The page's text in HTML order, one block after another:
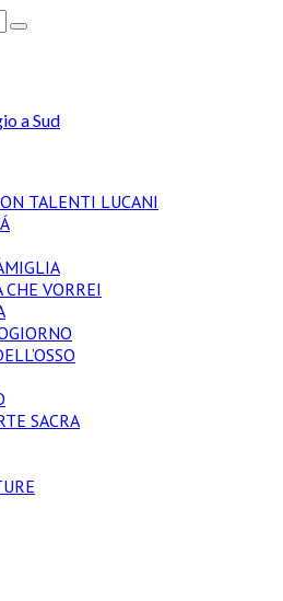
TALENTI LUCANI
CHE VORREI
SACRA